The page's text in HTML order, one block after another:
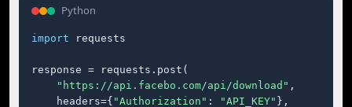
Python
import requests
response = requests.post(
"https://api.facebo.com/api/download" ,
    headers={
"Authorization" : "API_KEY" },